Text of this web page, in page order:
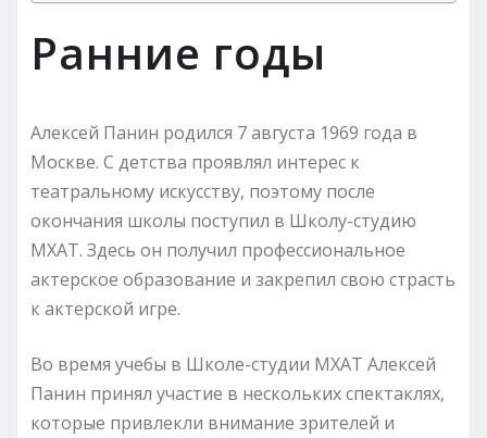
Ранние годы
Алексей Панин родился 7 августа 1969 года в
Москве. С детства проявлял интерес к
театральному искусству, поэтому после
окончания школы поступил в Школу-студию
МХАТ. Здесь он получил профессиональное
актерское образование и закрепил свою страсть
к актерской игре.
Во время учебы в Школе-студии МХАТ Алексей
Панин принял участие в нескольких спектаклях,
которые привлекли внимание зрителей и